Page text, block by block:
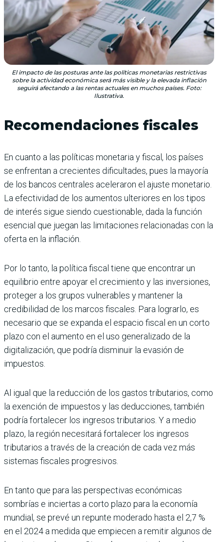
El impacto de las posturas ante las políticas monetarias restrictivas
sobre la actividad económica será más visible y la elevada inflación
seguirá afectando a las rentas actuales en muchos países. Foto:
Ilustrativa.
Recomendaciones fiscales
En cuanto a las políticas monetaria y fiscal, los países
se enfrentan a crecientes dificultades, pues la mayoría
de los bancos centrales aceleraron el ajuste monetario.
La efectividad de los aumentos ulteriores en los tipos
de interés sigue siendo cuestionable, dada la función
esencial que juegan las limitaciones relacionadas con la
oferta en la inflación.
Por lo tanto, la política fiscal tiene que encontrar un
equilibrio entre apoyar el crecimiento y las inversiones,
proteger a los grupos vulnerables y mantener la
credibilidad de los marcos fiscales. Para lograrlo, es
necesario que se expanda el espacio fiscal en un corto
plazo con el aumento en el uso generalizado de la
digitalización, que podría disminuir la evasión de
impuestos.
Al igual que la reducción de los gastos tributarios, como
la exención de impuestos y las deducciones, también
podría fortalecer los ingresos tributarios. Y a medio
plazo, la región necesitará fortalecer los ingresos
tributarios a través de la creación de cada vez más
sistemas fiscales progresivos.
En tanto que para las perspectivas económicas
sombrías e inciertas a corto plazo para la economía
mundial, se prevé un repunte moderado hasta el 2,7 %
en el 2024 a medida que empiecen a remitir algunos de